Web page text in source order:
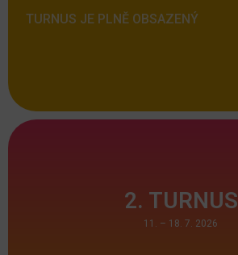
TURNUS JE PLNĚ OBSAZENÝ
2. TURNUS
11. – 18. 7. 2026